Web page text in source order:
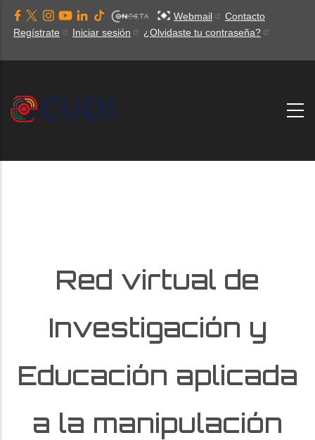
Pasar
Webmail
Contacto
Regístrate
Iniciar sesión ¿Olvidaste tu contraseña?
Red virtual de
Investigación y
Educación aplicada
a la manipulación